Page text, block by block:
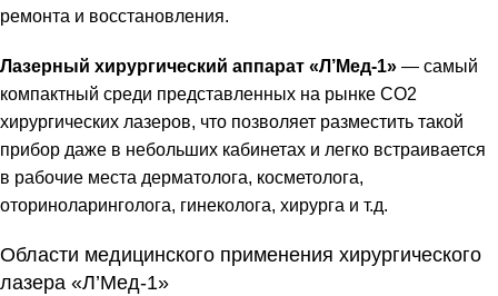
ремонта и восстановления.
Лазерный хирургический аппарат «Л’Мед-1» — самый
компактный среди представленных на рынке СО2
хирургических лазеров, что позволяет разместить такой
прибор даже в небольших кабинетах и легко встраивается
в рабочие места дерматолога, косметолога,
оториноларинголога, гинеколога, хирурга и т.д.
Области медицинского применения хирургического
лазера «Л’Мед-1»